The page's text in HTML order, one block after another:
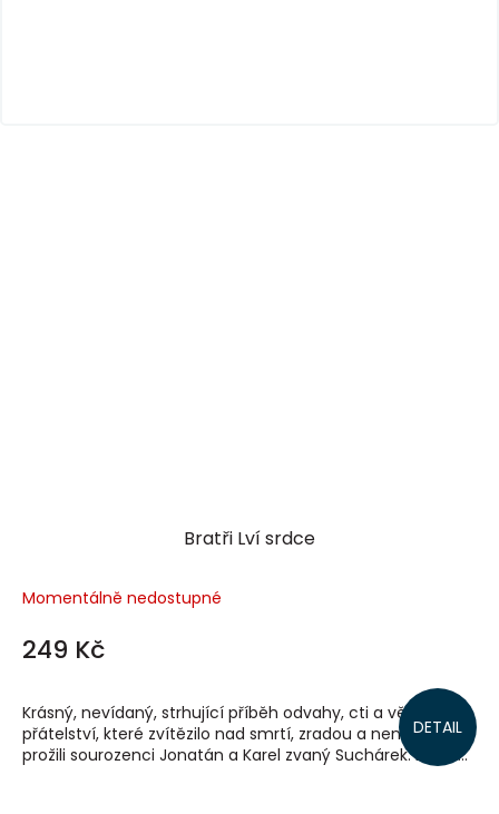
Bratři Lví srdce
Momentálně nedostupné
249 Kč
DETAIL
Krásný, nevídaný, strhující příběh odvahy, cti a věrného
přátelství, které zvítězilo nad smrtí, zradou a nenávistí,
prožili sourozenci Jonatán a Karel zvaný Suchárek. Až ho...